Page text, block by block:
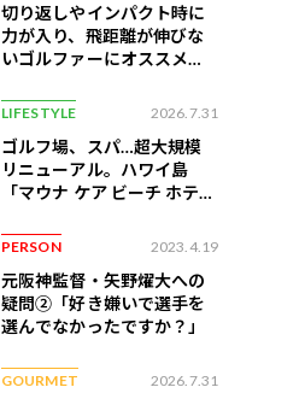
切り返しやインパクト時に
力が入り、飛距離が伸びな
いゴルファーにオススメの
LIFESTYLE 2026.7.31
ゴルフ場、スパ…超大規模
リニューアル。ハワイ島
「マウナ ケア ビーチ ホテ
PERSON 2023.4.19
元阪神監督・矢野燿大への
疑問②「好き嫌いで選手を
選んでなかったですか？」
GOURMET 2026.7.31